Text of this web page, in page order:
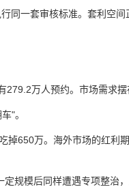
同一套审核标准。套利空间
279.2万人预约。市场需求
"。
掉650万。海外市场的红利
规模后同样遭遇专项整治